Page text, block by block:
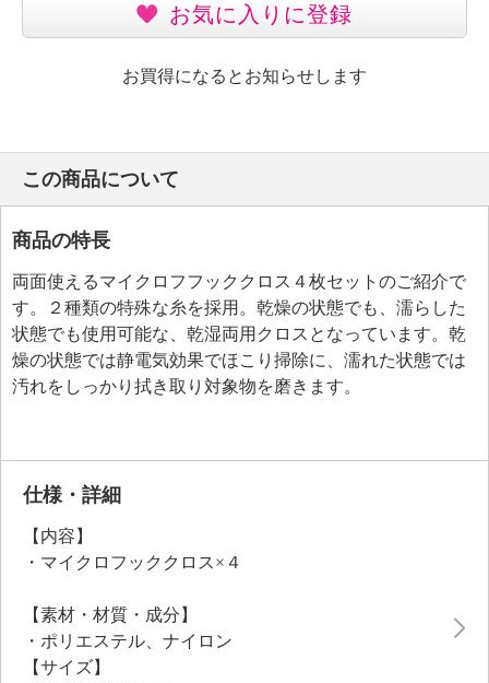
お気に入りに登録
お買得になるとお知らせします
この商品について
商品の特長
両面使えるマイクロフフッククロス４枚セットのご紹介で
す。２種類の特殊な糸を採用。乾燥の状態でも、濡らした
状態でも使用可能な、乾湿両用クロスとなっています。乾
燥の状態では静電気効果でほこり掃除に、濡れた状態では
汚れをしっかり拭き取り対象物を磨きます。
仕様・詳細
【内容】
・マイクロフッククロス×４
【素材・材質・成分】
・ポリエステル、ナイロン
【サイズ】